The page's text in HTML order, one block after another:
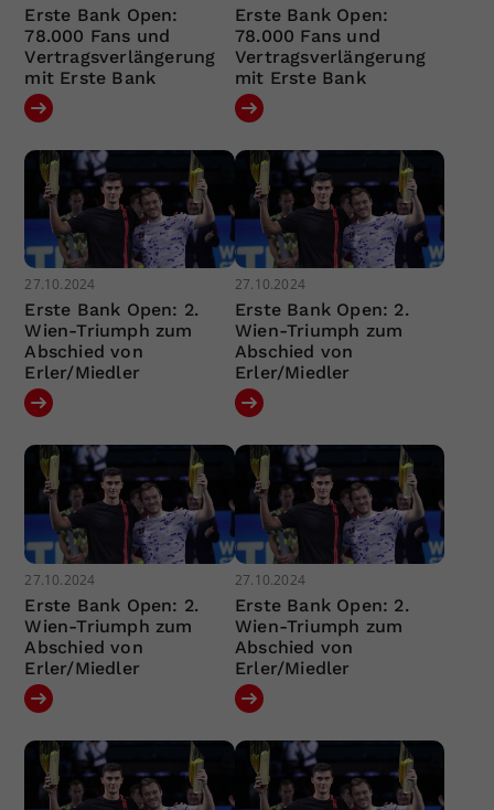
Erste Bank Open:
78.000 Fans und
Vertragsverlängerung
mit Erste Bank
Erste Bank Open:
78.000 Fans und
Vertragsverlängerung
mit Erste Bank
27.10.2024
Erste Bank Open: 2.
Wien-Triumph zum
Abschied von
Erler/Miedler
27.10.2024
Erste Bank Open: 2.
Wien-Triumph zum
Abschied von
Erler/Miedler
27.10.2024
Erste Bank Open: 2.
Wien-Triumph zum
Abschied von
Erler/Miedler
27.10.2024
Erste Bank Open: 2.
Wien-Triumph zum
Abschied von
Erler/Miedler